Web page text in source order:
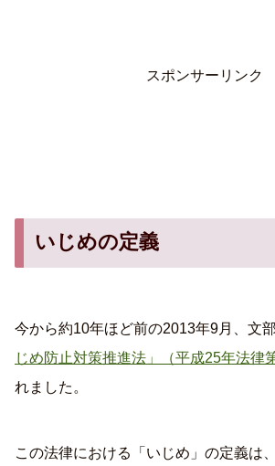
スポンサーリンク
いじめの定義
今から約10年ほど前の2013年9月、文
じめ防止対策推進法」（平成25年法律
れました。
この法律における「いじめ」の定義は